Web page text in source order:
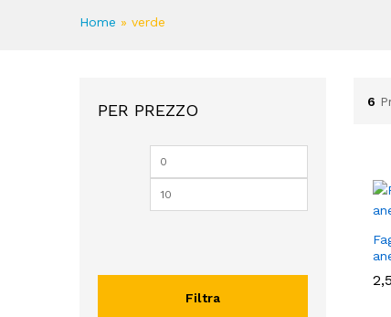
Home » verde
6
PER PREZZO
Prezzo
Filtra